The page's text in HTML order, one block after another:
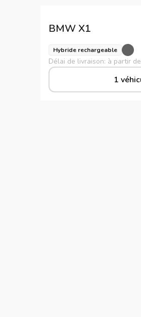
BMW X1
Hybride rechargeable
Délai de livraison: à partir
1